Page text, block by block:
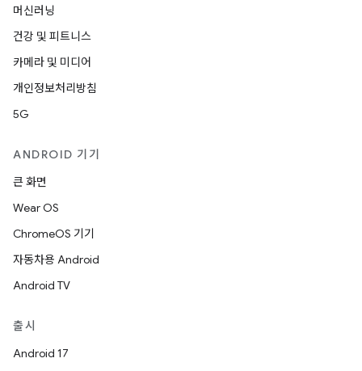
머신러닝
건강 및 피트니스
카메라 및 미디어
개인정보처리방침
5G
ANDROID 기기
큰 화면
Wear OS
ChromeOS 기기
자동차용 Android
Android TV
출시
Android 17